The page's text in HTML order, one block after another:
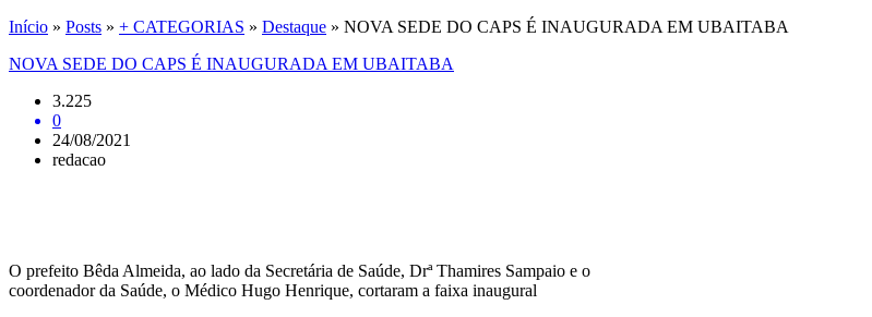
Início » Posts » + CATEGORIAS » Destaque » NOVA SEDE DO CAPS É INAUGURADA EM UBAITABA
NOVA SEDE DO CAPS É INAUGURADA EM UBAITABA
3.225
0
24/08/2021
redacao
O prefeito Bêda Almeida, ao lado da Secretária de Saúde, Drª Thamires Sampaio e o
coordenador da Saúde, o Médico Hugo Henrique, cortaram a faixa inaugural